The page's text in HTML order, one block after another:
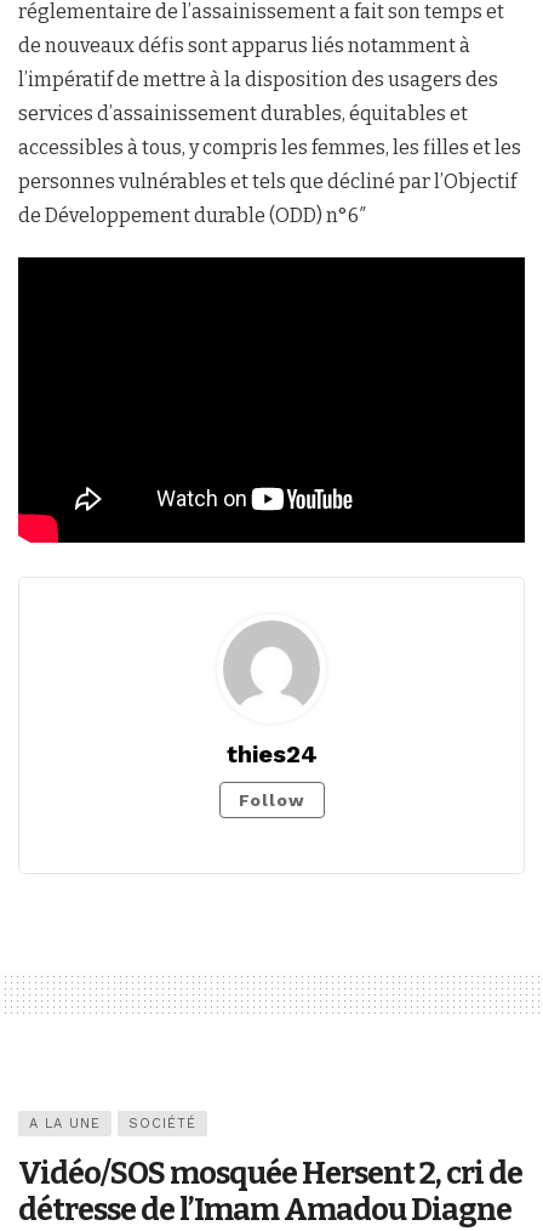
réglementaire de l’assainissement a fait son temps et
de nouveaux défis sont apparus liés notamment à
l’impératif de mettre à la disposition des usagers des
services d’assainissement durables, équitables et
accessibles à tous, y compris les femmes, les filles et les
personnes vulnérables et tels que décliné par l’Objectif
de Développement durable (ODD) n°6″
thies24
Follow
A LA UNE SOCIÉTÉ
Vidéo/SOS mosquée Hersent 2, cri de
détresse de l’Imam Amadou Diagne